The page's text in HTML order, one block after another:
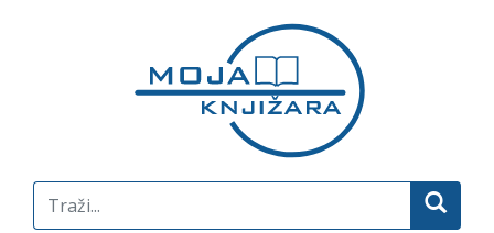
Search
for: